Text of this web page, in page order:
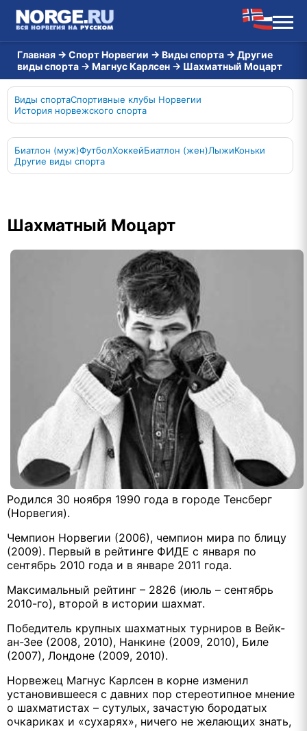
Главная → Спорт Норвегии → Виды спорта → Другие
виды спорта → Магнус Карлсен → Шахматный Моцарт
Виды спортаСпортивные клубы Норвегии
История норвежского спорта
Биатлон (муж)ФутболХоккейБиатлон (жен)ЛыжиКоньки
Другие виды спорта
Шахматный Моцарт
Родился 30 ноября 1990 года в городе Тенсберг
(Норвегия).
Чемпион Норвегии (2006), чемпион мира по блицу
(2009). Первый в рейтинге ФИДЕ с января по
сентябрь 2010 года и в январе 2011 года.
Максимальный рейтинг – 2826 (июль – сентябрь
2010-го), второй в истории шахмат.
Победитель крупных шахматных турниров в Вейк-
ан-Зее (2008, 2010), Нанкине (2009, 2010), Биле
(2007), Лондоне (2009, 2010).
Норвежец Магнус Карлсен в корне изменил
установившееся с давних пор стереотипное мнение
о шахматистах – сутулых, зачастую бородатых
очкариках и «сухарях», ничего не желающих знать,